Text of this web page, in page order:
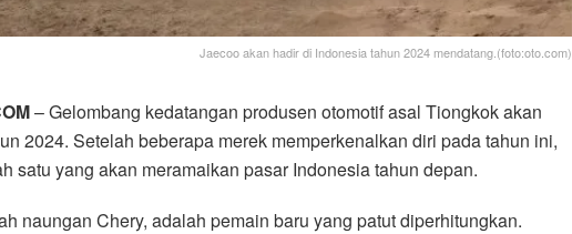
Jaecoo akan hadir di Indonesia tahun 2024 mendatang.(foto:oto.com)
– Gelombang kedatangan produsen otomotif asal Tiongkok akan
2024. Setelah beberapa merek memperkenalkan diri pada tahun ini,
satu yang akan meramaikan pasar Indonesia tahun depan.
naungan Chery, adalah pemain baru yang patut diperhitungkan.